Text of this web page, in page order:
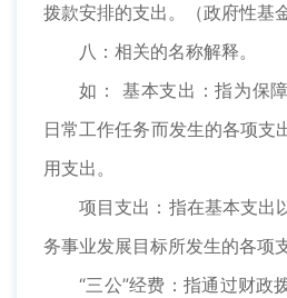
拨款安排的支出。（政府性基
八：相关的名称解释。
如： 基本支出：指为保
日常工作任务而发生的各项支
用支出。
项目支出：指在基本支出
务事业发展目标所发生的各项
“三公”经费：指通过财政